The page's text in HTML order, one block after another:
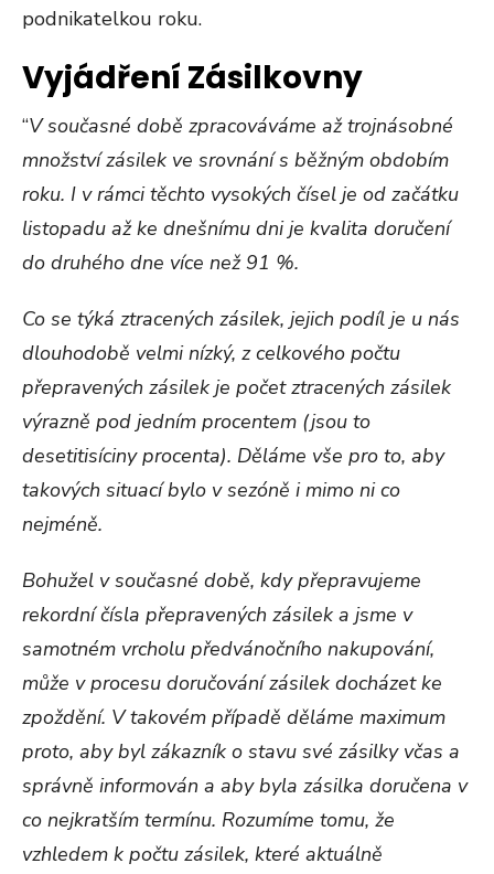
podnikatelkou roku.
Vyjádření Zásilkovny
“V současné době zpracováváme až trojnásobné
množství zásilek ve srovnání s běžným obdobím
roku. I v rámci těchto vysokých čísel je od začátku
listopadu až ke dnešnímu dni je kvalita doručení
do druhého dne více než 91 %.
Co se týká ztracených zásilek, jejich podíl je u nás
dlouhodobě velmi nízký, z celkového počtu
přepravených zásilek je počet ztracených zásilek
výrazně pod jedním procentem (jsou to
desetitisíciny procenta). Děláme vše pro to, aby
takových situací bylo v sezóně i mimo ni co
nejméně.
Bohužel v současné době, kdy přepravujeme
rekordní čísla přepravených zásilek a jsme v
samotném vrcholu předvánočního nakupování,
může v procesu doručování zásilek docházet ke
zpoždění. V takovém případě děláme maximum
proto, aby byl zákazník o stavu své zásilky včas a
správně informován a aby byla zásilka doručena v
co nejkratším termínu. Rozumíme tomu, že
vzhledem k počtu zásilek, které aktuálně